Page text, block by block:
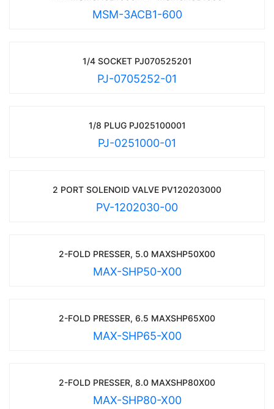
MSM-3ACB1-600
1/4 SOCKET PJ070525201
PJ-0705252-01
1/8 PLUG PJ025100001
PJ-0251000-01
2 PORT SOLENOID VALVE PV120203000
PV-1202030-00
2-FOLD PRESSER, 5.0 MAXSHP50X00
MAX-SHP50-X00
2-FOLD PRESSER, 6.5 MAXSHP65X00
MAX-SHP65-X00
2-FOLD PRESSER, 8.0 MAXSHP80X00
MAX-SHP80-X00